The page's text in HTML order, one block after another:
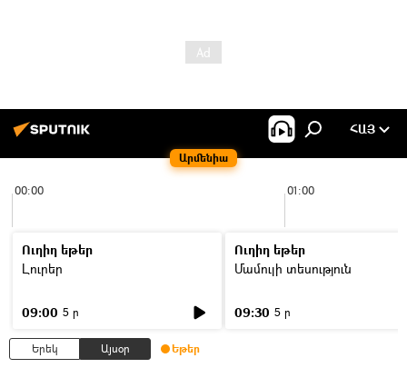
Արմենիա
ՀԱՅ
00:00 01:00
Ուղիղ եթեր
Լուրեր
09:00 5 ր
Ուղիղ եթեր
Մամուլի տեսություն
09:30 5 ր
Երեկ Այսօր Եթեր